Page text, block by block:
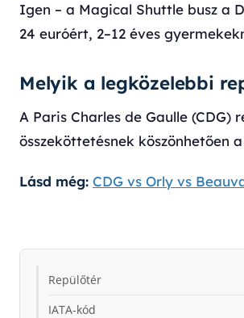
Igen – a Magical Shuttle busz a
24 euróért, 2–12 éves
Melyik a legközelebbi
A Paris Charles de Gaulle
összeköttetésnek köszönhetően
Lásd még: CDG vs Orly vs
Repülőtér
IATA-kód